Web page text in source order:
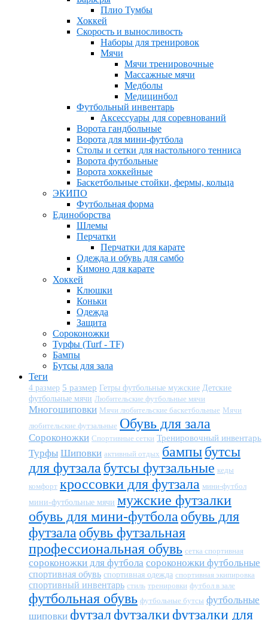
Плио Тумбы
Хоккей
Скорость и выносливость
Наборы для тренировок
Мячи
Мячи тренировочные
Массажные мячи
Медболы
Медицинбол
Футбольный инвентарь
Аксессуары для соревнований
Ворота гандбольные
Ворота для мини-футбола
Столы и сетки для настольного тенниса
Ворота футбольные
Ворота хоккейные
Баскетбольные стойки, фермы, кольца
ЭКИПО
Футбольная форма
Единоборства
Шлемы
Перчатки
Перчатки для карате
Одежда и обувь для самбо
Кимоно для карате
Хоккей
Клюшки
Коньки
Одежда
Защита
Сороконожки
Турфы (Turf - TF)
Бампы
Бутсы для зала
Теги
4 размер 5 размер Гетры футбольные мужские Детские
футбольные мячи Любительские футбольные мячи
Многошиповки Мячи любительские баскетбольные Мячи
любительские футзальные Обувь для зала
Сороконожки Спортивные сетки Тренировочный инвентарь
Турфы Шиповки активный отдых бампыбутсы
для футзала бутсы футзальные кеды
комфорт кроссовки для футзала мини-футбол
мини-футбольные мячи мужские футзалки
обувь для мини-футбола обувь для
футзала обувь футзальная
профессиональная обувь сетка спортивная
сороконожки для футбола сороконожки футбольные
спортивная обувь спортивная одежда спортивная экипировка
спортивный инвентарь стиль тренировки футбол в зале
футбольная обувь футбольные бутсы футбольные
шиповки футзалфутзалкифутзалки для